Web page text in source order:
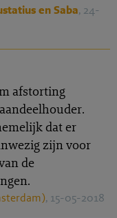
en Saba, 24-
afstorting
dat er
zijn voor
de
, 15-05-2018